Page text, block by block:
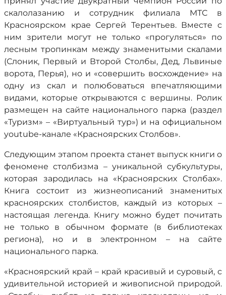
скалолазанию и сотрудник филиала МТС в
Красноярском крае Сергей Терентьев. Вместе с
ним зрители могут не только «прогуляться» по
лесным тропинкам между знаменитыми скалами
(Слоник, Первый и Второй Столбы, Дед, Львиные
ворота, Перья), но и «совершить восхождение» на
одну из скал и полюбоваться впечатляющими
видами, которые открываются с вершины. Ролик
размещен на сайте национального парка (раздел
«Туризм» – «Виртуальный тур») и на официальном
youtube-канале «Красноярских Столбов».
Следующим этапом проекта станет выпуск книги о
феномене столбизма – уникальной субкультуры,
которая зародилась на «Красноярских Столбах».
Книга состоит из жизнеописаний знаменитых
красноярских столбистов, каждый из которых –
настоящая легенда. Книгу можно будет почитать
не только в обычном формате (в библиотеках
региона), но и в электронном – на сайте
национального парка.
«Красноярский край – край красивый и суровый, с
удивительной историей и живописной природой.